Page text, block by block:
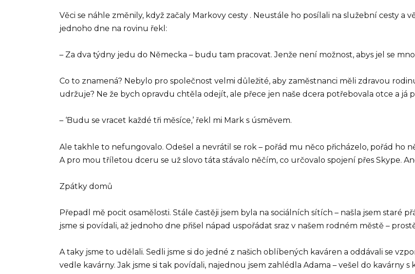
Věci se náhle změnily, když začaly Markovy cesty . Neustále ho posílali na služební cesty a
jednoho dne na rovinu řekl:
– Za dva týdny jedu do Německa – budu tam pracovat. Jenže není možnost, abys jel se
Co to znamená? Nebylo pro společnost velmi důležité, aby zaměstnanci měli zdravou
udržuje? Ne že bych opravdu chtěla odejít, ale přece jen naše dcera potřebovala otce a já
– ‘Budu se vracet každé tři měsíce,’ řekl mi Mark s úsměvem.
Ale takhle to nefungovalo. Odešel a nevrátil se rok – pořád mu něco přicházelo, pořád ho
A pro mou tříletou dceru se už slovo táta stávalo něčím, co určovalo spojení přes Skype.
Zpátky domů
Přepadl mě pocit osamělosti. Stále častěji jsem byla na sociálních sítích – našla jsem staré
jsme si povídali, až jednoho dne přišel nápad uspořádat sraz v našem rodném městě –
A taky jsme to udělali. Sedli jsme si do jedné z našich oblíbených kaváren a oddávali se
vedle kavárny. Jak jsme si tak povídali, najednou jsem zahlédla Adama – vešel do kavárny